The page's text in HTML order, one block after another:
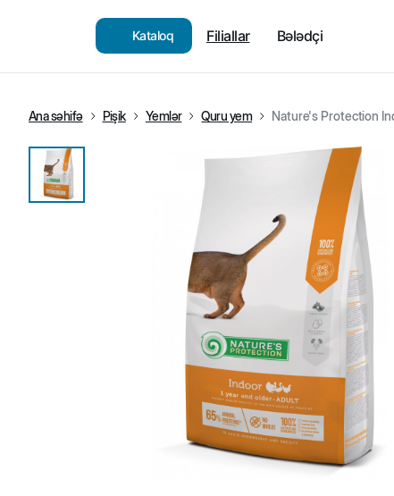
Kataloq Filiallar Bələdçi
Ana səhifə Pişik Yemlər Quru yem Nature's Protection